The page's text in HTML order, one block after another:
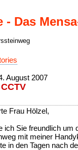
- Das
August 2007
Frau Hölzel,
ich Sie freundlich um
mit meiner
in den Tagen nach